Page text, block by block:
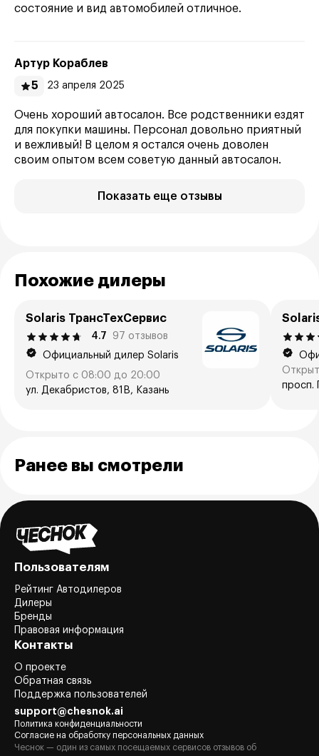
состояние и вид автомобилей отличное.
Артур Кораблев
5
23 апреля 2025
Очень хороший автосалон. Все родственники ездят
для покупки машины. Персонал довольно приятный
и вежливый! В целом я остался очень доволен
своим опытом всем советую данный автосалон.
Показать еще отзывы
Похожие дилеры
Solaris ТрансТехСервис
4.7
97 отзывов
Официальный дилер Solaris
Открыто с 08:00 до 20:00
ул. Декабристов, 81В, Казань
просп.
Ранее вы смотрели
Пользователям
Рейтинг Автодилеров
Дилеры
Бренды
Правовая информация
Контакты
О проекте
Обратная связь
Поддержка пользователей
support@chesnok.ai
Политика конфиденциальности
Согласие на обработку персональных данных
Чеснок — один из самых посещаемых сервисов отзывов об